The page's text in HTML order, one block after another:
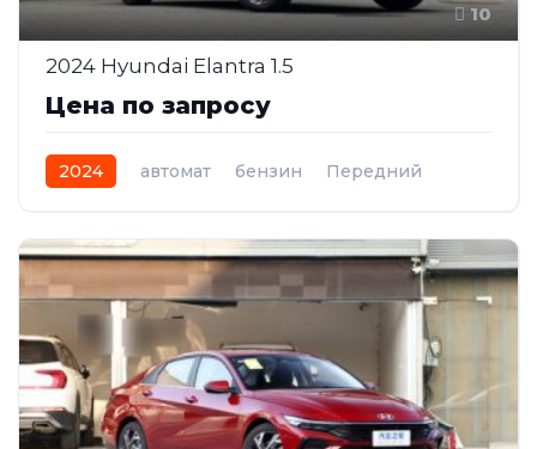
10
2024 Hyundai Elantra 1.5
Цена по запросу
2024 автомат бензин Передний